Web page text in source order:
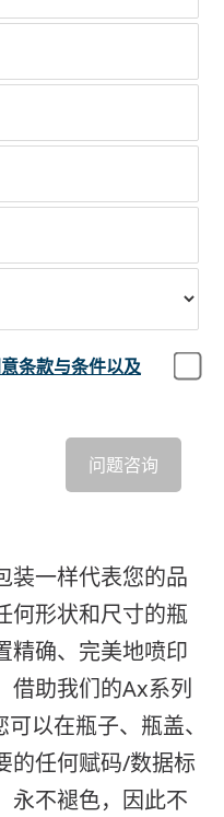
条款与条件以及
问题咨询
装一样代表您的品
何形状和尺寸的瓶
精确、完美地喷印
借助我们的Ax系列
以在瓶子、瓶盖、
的任何赋码/数据标
永不褪色，因此不